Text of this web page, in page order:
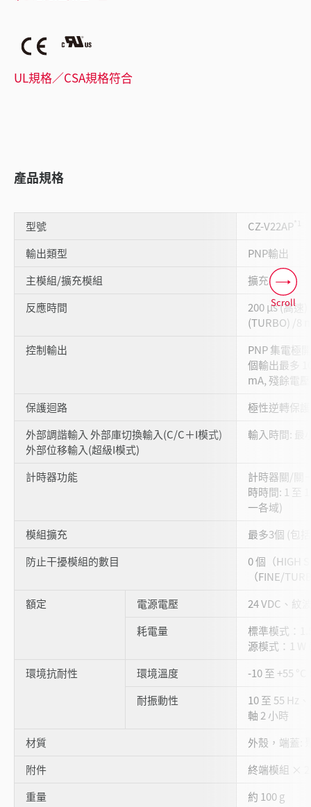
UL規格／CSA規格符合
產品規格
型號 CZ-V22AP*1
輸出類型
PNP輸出
主模組/擴充模組
擴充模組
反應時間
200 µs (高速
(TURBO) /8
控制輸出
PNP 集電極
個輸出最多
mA, 殘餘電
保護迴路
極性逆轉保
外部調諧輸入 外部庫切換輸入(C/C＋I模式)
外部位移輸入(超級I模式)
輸入時間: 最
計時器功能
計時器關/關
時時間: 1 至
一各域)
模組擴充
最多3個 (包
防止干擾模組的數目
0 個（HIGH
（FINE/
額定
電源電壓
24 VDC、紋
耗電量
標準模式：
源模式：1 W
環境抗耐性
環境溫度
-10 至 +55
耐振動性
10 至 55 Hz
軸 2 小時
材質
外殼，端蓋:
附件
終端模組 × 2
重量
約 100 g
Scroll